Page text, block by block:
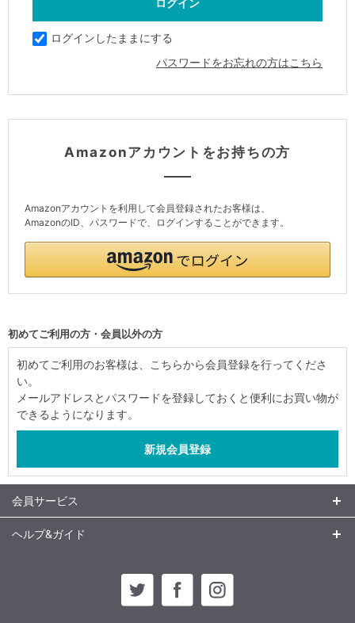
ログインしたままにする
パスワードをお忘れの方はこちら
Amazonアカウントをお持ちの方
Amazonアカウントを利用して会員登録されたお客様は、
AmazonのID、パスワードで、ログインすることができます。
初めてご利用の方・会員以外の方
初めてご利用のお客様は、こちらから会員登録を行ってくださ
い。
メールアドレスとパスワードを登録しておくと便利にお買い物が
できるようになります。
会員サービス
ヘルプ&ガイド